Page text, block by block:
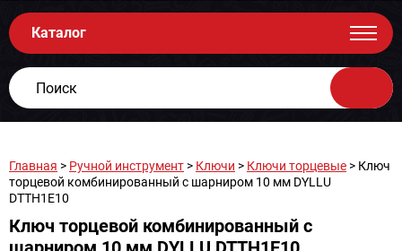
Каталог
Главная > Ручной инструмент > Ключи > Ключи торцевые > Ключ
торцевой комбинированный с шарниром 10 мм DYLLU
DTTH1E10
Ключ торцевой комбинированный с